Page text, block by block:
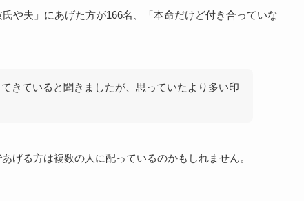
や夫」にあげた方が166名、「本命だけど付き合っていな
きていると聞きましたが、思っていたより多い印
げる方は複数の人に配っているのかもしれません。